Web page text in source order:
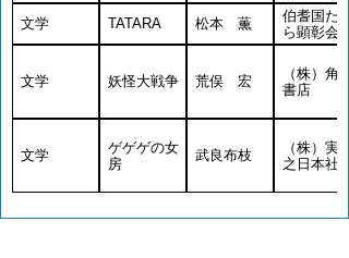
文学
TATARA 松本 薫
伯耆国たた
ら顕彰会
文学 妖怪大戦争 荒俣 宏
（株）角川
書店
文学
ゲゲゲの女
房
武良布枝
（株）実業
之日本社